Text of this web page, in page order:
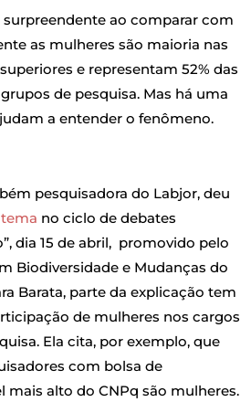
ao comparar com
as mulheres são maioria nas
e representam 52% das
de pesquisa. Mas há uma
a entender o fenômeno.
pesquisadora do Labjor, deu
no ciclo de debates
dia 15 de abril, promovido pelo
Biodiversidade e Mudanças do
Barata, parte da explicação tem
de mulheres nos cargos
Ela cita, por exemplo, que
com bolsa de
mais alto do CNPq são mulheres.